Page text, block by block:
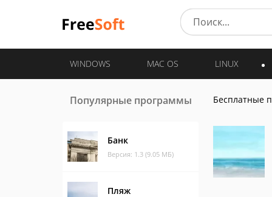
WINDOWS MAC OS LINUX
Популярные программы
Банк
Версия: 1.3 (9.05 МБ)
Пляж
Бесплатные